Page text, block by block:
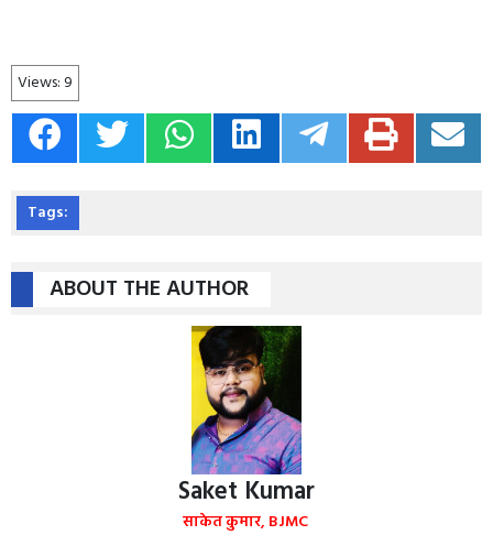
Views: 9
Tags:
ABOUT THE AUTHOR
Saket Kumar
साकेत कुमार, BJMC